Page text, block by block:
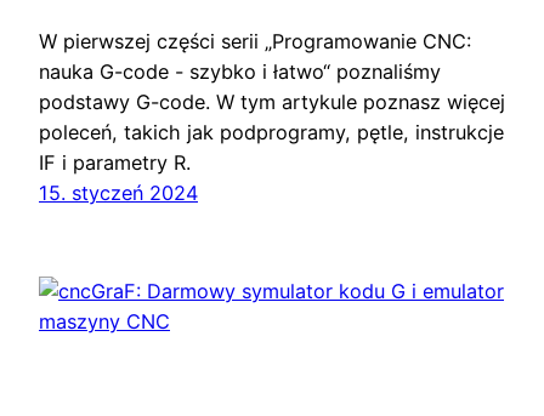
W pierwszej części serii „Programowanie CNC:
nauka G-code - szybko i łatwo“ poznaliśmy
podstawy G-code. W tym artykule poznasz więcej
poleceń, takich jak podprogramy, pętle, instrukcje
IF i parametry R.
15. styczeń 2024